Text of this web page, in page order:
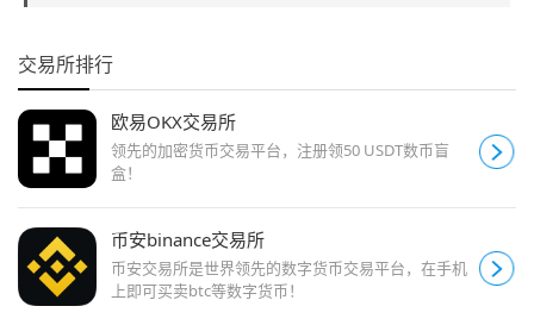
交易所排行
欧易OKX交易所
领先的加密货币交易平台，注册领50 USDT数币盲
盒！
币安binance交易所
币安交易所是世界领先的数字货币交易平台，在手机
上即可买卖btc等数字货币！